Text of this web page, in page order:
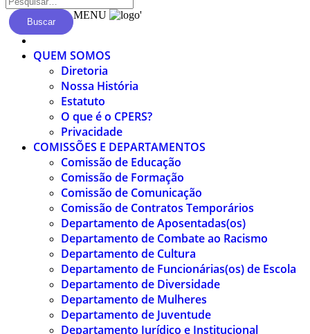
Buscar
MENU '
QUEM SOMOS
Diretoria
Nossa História
Estatuto
O que é o CPERS?
Privacidade
COMISSÕES E DEPARTAMENTOS
Comissão de Educação
Comissão de Formação
Comissão de Comunicação
Comissão de Contratos Temporários
Departamento de Aposentadas(os)
Departamento de Combate ao Racismo
Departamento de Cultura
Departamento de Funcionárias(os) de Escola
Departamento de Diversidade
Departamento de Mulheres
Departamento de Juventude
Departamento Jurídico e Institucional